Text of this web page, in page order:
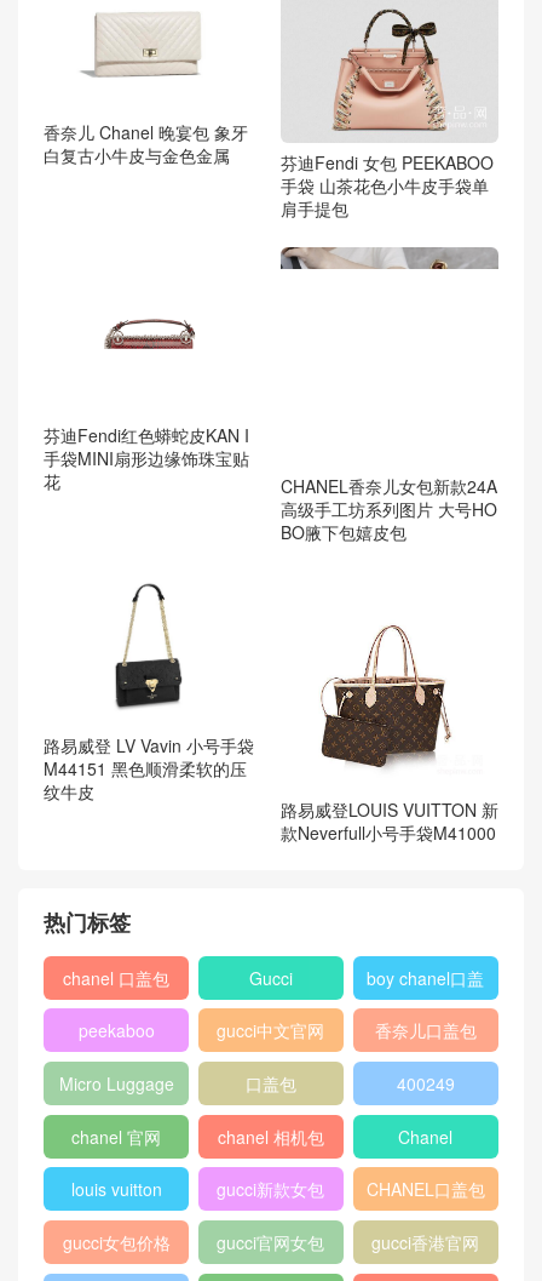
香奈儿 Chanel 晚宴包 象牙
白复古小牛皮与金色金属
芬迪Fendi 女包 PEEKABOO
手袋 山茶花色小牛皮手袋单
肩手提包
芬迪Fendi红色蟒蛇皮KAN I
手袋MINI扇形边缘饰珠宝贴
花
CHANEL香奈儿女包新款24A
高级手工坊系列图片 大号HO
BO腋下包嬉皮包
路易威登 LV Vavin 小号手袋
M44151 黑色顺滑柔软的压
纹牛皮
路易威登LOUIS VUITTON 新
款Neverfull小号手袋M41000
热门标签
chanel 口盖包 Gucci
boy chanel口盖
包
peekaboo gucci中文官网
香奈儿口盖包
2018
Micro Luggage 口盖包 400249
chanel 官网 chanel 相机包 Chanel
louis vuitton gucci新款女包 CHANEL口盖包
gucci女包价格 gucci官网女包 gucci香港官网